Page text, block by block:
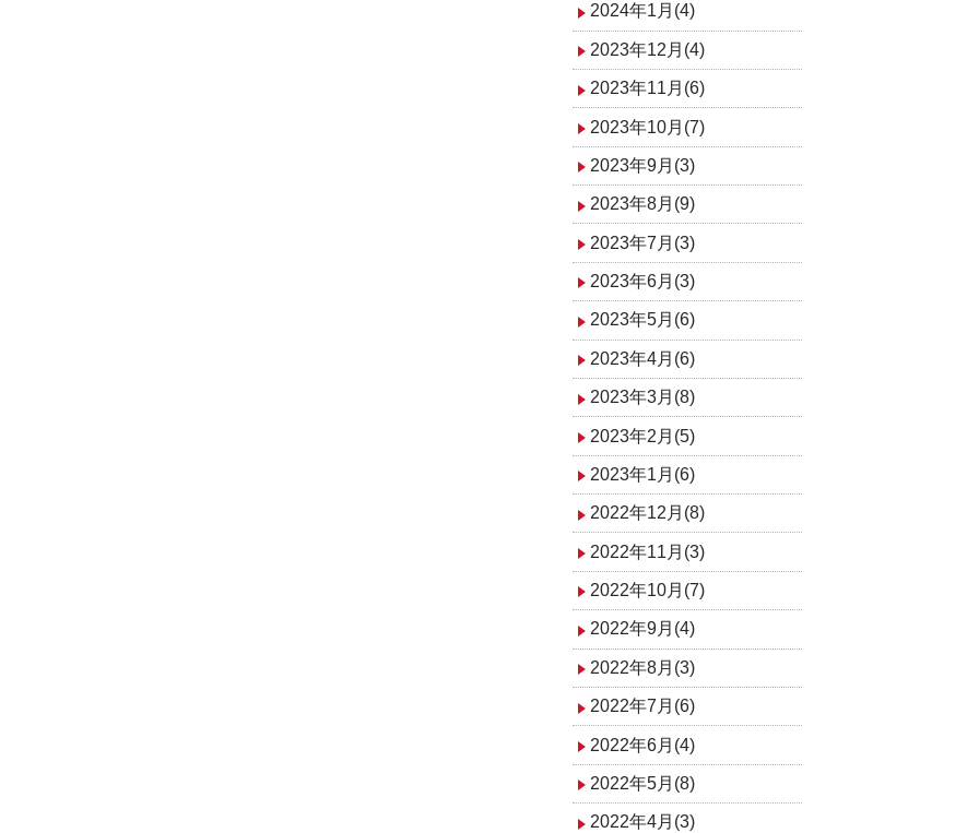
2024年1月(4)
2023年12月(4)
2023年11月(6)
2023年10月(7)
2023年9月(3)
2023年8月(9)
2023年7月(3)
2023年6月(3)
2023年5月(6)
2023年4月(6)
2023年3月(8)
2023年2月(5)
2023年1月(6)
2022年12月(8)
2022年11月(3)
2022年10月(7)
2022年9月(4)
2022年8月(3)
2022年7月(6)
2022年6月(4)
2022年5月(8)
2022年4月(3)